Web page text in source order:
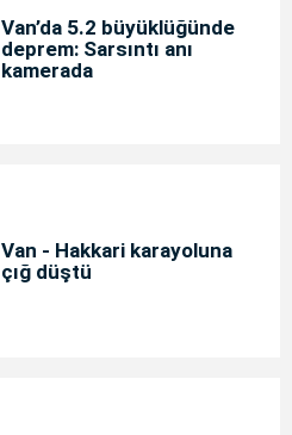
Van’da 5.2 büyüklüğünde
deprem: Sarsıntı anı
kamerada
Van - Hakkari karayoluna
çığ düştü